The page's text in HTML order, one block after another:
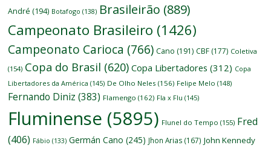
André (194) Botafogo (138) Brasileirão (889)
Campeonato Brasileiro (1426)
Campeonato Carioca (766) Cano (191) CBF (177) Coletiva
(154) Copa do Brasil (620) Copa Libertadores (312) Copa
Libertadores da América (145) De Olho Neles (156) Felipe Melo (148)
Fernando Diniz (383) Flamengo (162) Fla x Flu (145)
Fluminense (5895) Flunel do Tempo (155) Fred
(406) Fábio (133) Germán Cano (245) Jhon Arias (167) John Kennedy